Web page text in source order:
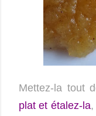
Mettez-la tout
plat et étalez-la,